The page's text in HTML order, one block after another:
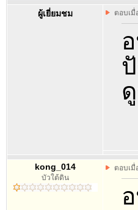
ผู้เยี่ยมชม ตอบเมื่
kong_014
บัวใต้ดิน
ตอบเมื่